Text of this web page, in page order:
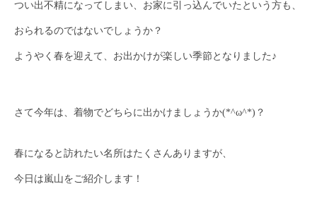
つい出不精になってしまい、お家に引っ込んでいたという方も、
おられるのではないでしょうか？
ようやく春を迎えて、お出かけが楽しい季節となりました♪
さて今年は、着物でどちらに出かけましょうか(*^ω^*)？
春になると訪れたい名所はたくさんありますが、
今日は嵐山をご紹介します！